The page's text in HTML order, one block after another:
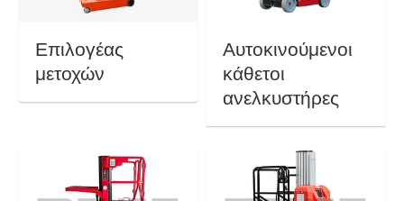
Επιλογέας
μετοχών
Αυτοκινούμενοι
κάθετοι
ανελκυστήρες